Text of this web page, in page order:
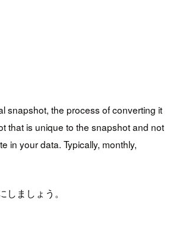
snapshot, the process of converting it
that is unique to the snapshot and not
in your data. Typically, monthly,
ましょう。